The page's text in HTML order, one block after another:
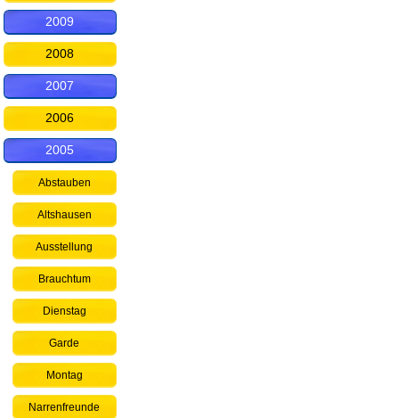
2009
2008
2007
2006
2005
Abstauben
Altshausen
Ausstellung
Brauchtum
Dienstag
Garde
Montag
Narrenfreunde